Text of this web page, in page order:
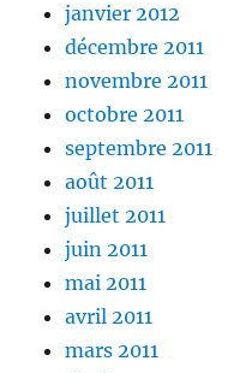
janvier 2012
décembre 2011
novembre 2011
octobre 2011
septembre 2011
août 2011
juillet 2011
juin 2011
mai 2011
avril 2011
mars 2011